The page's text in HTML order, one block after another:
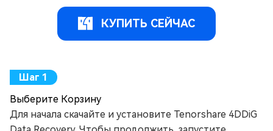
КУПИТЬ СЕЙЧАС
Выберите Корзину
Для начала скачайте и установите Tenorshare 4DDiG